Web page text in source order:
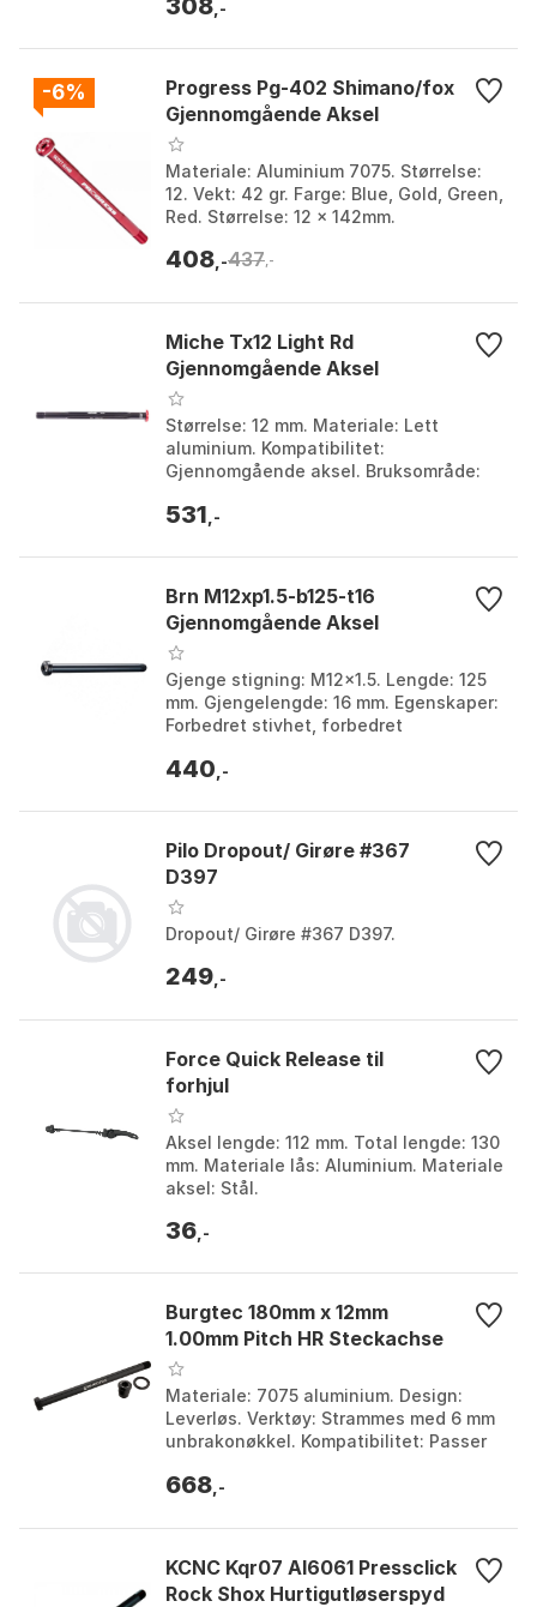
308 ,-
-6%
Progress Pg-402 Shimano/fox
Gjennomgående Aksel
Materiale: Aluminium 7075. Størrelse:
12. Vekt: 42 gr. Farge: Blue, Gold, Green,
Red. Størrelse: 12 x 142mm.
408 ,-437,-
Miche Tx12 Light Rd
Gjennomgående Aksel
Størrelse: 12 mm. Materiale: Lett
aluminium. Kompatibilitet:
Gjennomgående aksel. Bruksområde:
Blue, Ramato, Red. Større...
531 ,-
Brn M12xp1.5-b125-t16
Gjennomgående Aksel
Gjenge stigning: M12x1.5. Lengde: 125
mm. Gjengelengde: 16 mm. Egenskaper:
Forbedret stivhet, forbedret
forbindelse, holdbar kon...
440 ,-
Pilo Dropout/ Girøre #367
D397
Dropout/ Girøre #367 D397.
249 ,-
Force Quick Release til
forhjul
Aksel lengde: 112 mm. Total lengde: 130
mm. Materiale lås: Aluminium. Materiale
aksel: Stål.
36 ,-
Burgtec 180mm x 12mm
1.00mm Pitch HR Steckachse
Materiale: 7075 aluminium. Design:
Leverløs. Verktøy: Strammes med 6 mm
unbrakonøkkel. Kompatibilitet: Passer
modeller. Fa...
668 ,-
KCNC Kqr07 Al6061 Pressclick
Rock Shox Hurtigutløserspyd